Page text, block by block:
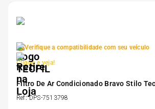
Verifique a compatibilidade com seu veículo
Clique e veja!
Filtro De Ar Condicionado Bravo Stilo
Ref: DPS-7513798
6º 185 65r15
7